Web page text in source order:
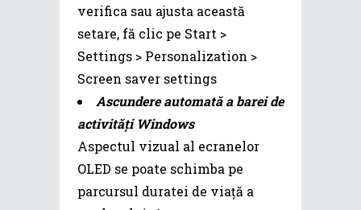
verifica sau ajusta această
setare, fă clic pe Start >
Settings > Personalization >
Screen saver settings
Ascundere automată a barei de
activități Windows
Aspectul vizual al ecranelor
OLED se poate schimba pe
parcursul duratei de viață a